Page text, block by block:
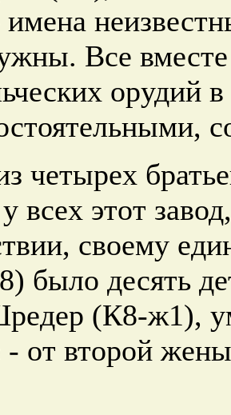
Все
орудий
четырех
всех этот
своему
было десять
(К8-ж1),
- от второй